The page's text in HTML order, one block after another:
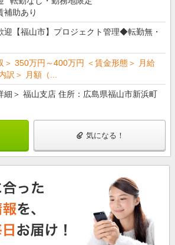
補助あり
【福山市】プロジェクト管理◆転勤無・
＞ 350万円～400万円 ＜賃金形態＞ 月給
訳＞ 月額（...
細＞ 福山支店 住所：広島県福山市新浜町
気になる！